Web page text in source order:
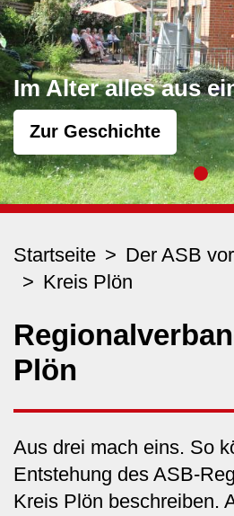
Im Alter alles aus
Zur Geschichte
Startseite
Der ASB
Kreis Plön
Plön
Aus drei mach eins. So
Entstehung des ASB-
Kreis Plön beschreiben.